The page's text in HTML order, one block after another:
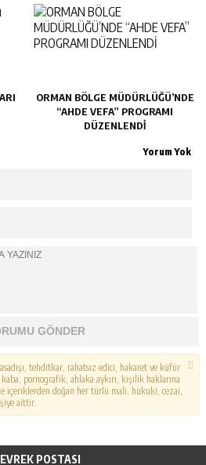
ORMAN BÖLGE MÜDÜRLÜĞÜ’NDE
“AHDE VEFA” PROGRAMI
DÜZENLENDİ
Yorum Yok
GÖNDER
tehditkar, rahatsız edici, hakaret ve küfür
pornografik, ahlaka aykırı, kişilik haklarına
içeriklerden doğan her türlü mali, hukuki, cezai,
aittir.